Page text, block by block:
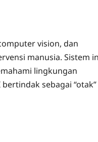
vision, dan
manusia. Sistem
lingkungan
sebagai “otak”